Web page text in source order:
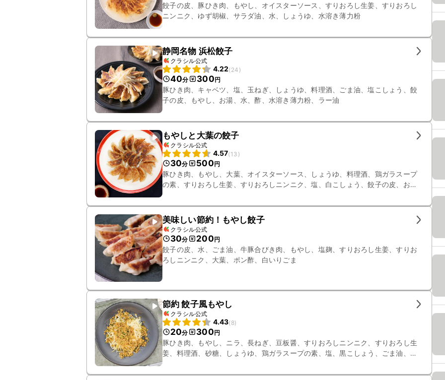
餃子の皮、豚ひき肉、もやし、オイスターソース、すりおろし生姜、すりおろし
ニンニク、ゆず胡椒、サラダ油、水、しょうゆ、水溶き薄力粉
静岡名物 浜松餃子
クラシル公式
4.22(24 )
40分 300円
豚ひき肉、キャベツ、塩、玉ねぎ、しょうゆ、料理酒、ごま油、塩こしょう、餃
子の皮、もやし、お湯、水、酢、水溶き薄力粉、ラー油
もやしと大葉の餃子
クラシル公式
4.57(13 )
30分 500円
豚ひき肉、もやし、大葉、オイスターソース、しょうゆ、料理酒、鶏ガラスープ
の素、すりおろし生姜、すりおろしニンニク、塩、白こしょう、餃子の皮、お
美味しい節約！もやし餃子
クラシル公式
30分 200円
餃子の皮、水、ごま油、牛豚合びき肉、もやし、塩麹、すりおろし生姜、すりお
ろしニンニク、大葉、ポン酢、白いりごま
節約 餃子風もやし
クラシル公式
4.43(8)
20分 300円
豚ひき肉、もやし、ニラ、長ねぎ、豆板醤、すりおろしニンニク、すりおろし生
姜、料理酒、砂糖、しょうゆ、鶏ガラスープの素、塩、黒こしょう、ごま油、